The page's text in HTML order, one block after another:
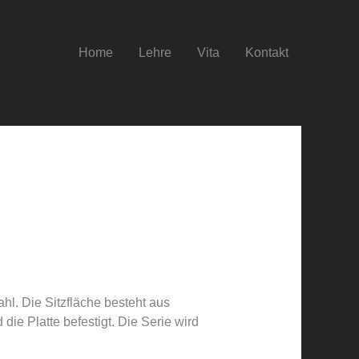
Home Lehre Vita Kontakt
Die Sitzfläche besteht aus
Platte befestigt. Die Serie wird